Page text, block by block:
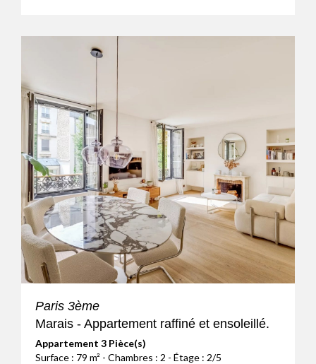
Paris 3ème
Marais - Appartement raffiné et ensoleillé.
Appartement 3 Pièce(s)
Surface : 79 m² - Chambres : 2 - Étage : 2/5